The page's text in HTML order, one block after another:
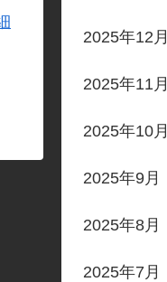
2025年12月
2025年11月
2025年10月
2025年9月
2025年8月
2025年7月